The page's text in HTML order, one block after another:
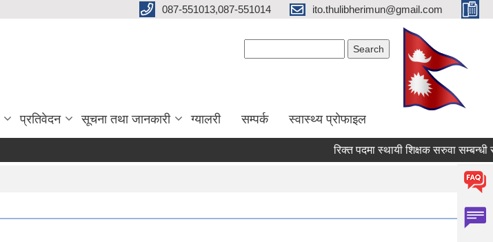
087-551013,087-551014 ito.thulibherimun@gmail.com
प्रतिवेदन सूचना तथा जानकारी ग्यालरी सम्पर्क स्वास्थ्य प्राेफाइल
रिक्त पदमा स्थायी शिक्षक सरुवा सम्बन्धी